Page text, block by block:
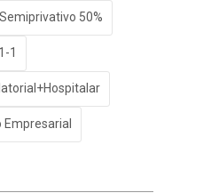
50%
1
Empresarial